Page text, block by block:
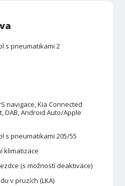
s pneumatikami 2
navigace, Kia Connected
DAB, Android Auto/Apple
s pneumatikami 205/55
klimatizace
(s možností deaktivace)
v pruzích (LKA)